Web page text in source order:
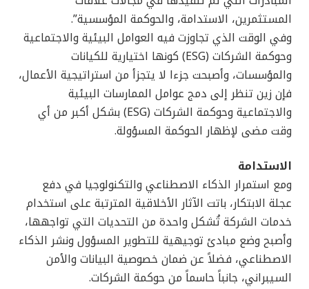
المستثمرين، الاستدامة، والحوكمة المؤسسية”.
وفي الوقت الذي تجاوزت فيه العوامل البيئية والاجتماعية
وحوكمة الشركات (ESG) كونها اختيارية للكيانات
والمؤسسات، وأصبحت جزءا لا يتجزأ من استراتيجية الأعمال،
فإن زين تنظر إلى دمج عوامل الممارسات البيئية
والاجتماعية وحوكمة الشركات (ESG) بشكل أكبر من أي
وقت مضى لإظهار الحوكمة المسؤولة.
الاستدامة
ومع استمرار الذكاء الاصطناعي والتكنولوجيا في دفع
عجلة الابتكار، باتت الآثار الأخلاقية المترتبة على استخدام
خدمات الشركة تُشكل واحدة من التحديات التي تواجهها،
وأصبح وضع مبادئ توجيهية للتطوير المسؤول ونشر الذكاء
الاصطناعي، فضلاً عن ضمان خصوصية البيانات والأمن
السيبراني، جانباً حاسماً من حوكمة الشركات.